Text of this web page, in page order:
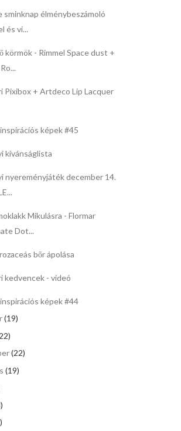
sminknap élménybeszámoló
és vi...
körmök - Rimmel Space dust +
Pixibox + Artdeco Lip Lacquer
képek #45
kívánságlista
nyereményjáték december 14.
Mikulásra - Flormar
Dot...
bőr ápolása
kedvencek - videó
képek #44
(19)
(22)
(19)